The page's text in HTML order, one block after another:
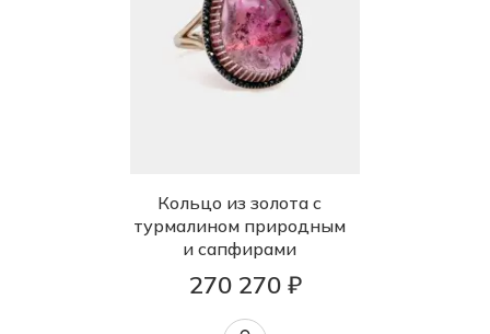
Кольцо из золота с
турмалином природным
и сапфирами
270 270 ₽